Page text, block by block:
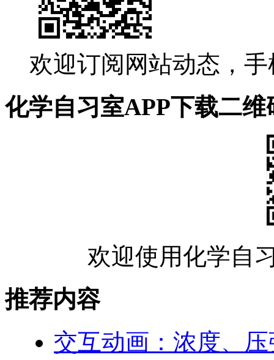
欢迎订阅网站动态，
化学自习室APP下载二维
欢迎使用化学自
推荐内容
交互动画：浓度、